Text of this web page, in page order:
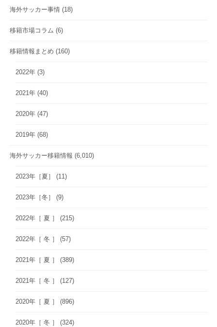
海外サッカー事情 (18)
移籍市場コラム (6)
移籍情報まとめ (160)
2022年 (3)
2021年 (40)
2020年 (47)
2019年 (68)
海外サッカー移籍情報 (6,010)
2023年［夏］ (11)
2023年［冬］ (9)
2022年［ 夏 ］ (215)
2022年［ 冬 ］ (57)
2021年［ 夏 ］ (389)
2021年［ 冬 ］ (127)
2020年［ 夏 ］ (896)
2020年［ 冬 ］ (324)